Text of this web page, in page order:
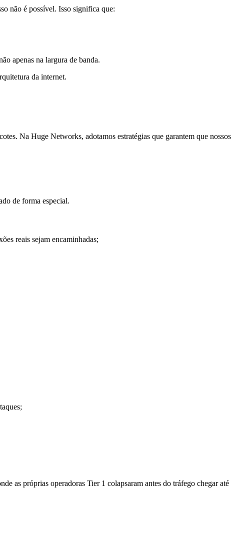
não é possível. Isso significa que:
apenas na largura de banda.
da internet.
Na Huge Networks, adotamos estratégias que garantem que nossos
de forma especial.
reais sejam encaminhadas;
as próprias operadoras Tier 1 colapsaram antes do tráfego chegar até